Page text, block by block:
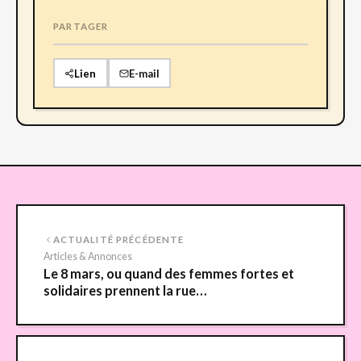
PARTAGER
Lien E-mail
ACTUALITÉ PRÉCÉDENTE
Articles & Annonces
Le 8 mars, ou quand des femmes fortes et
solidaires prennent la rue…